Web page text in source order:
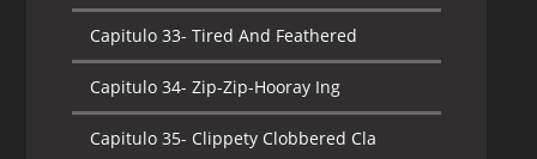
Capitulo 33- Tired And Feathered
Capitulo 34- Zip-Zip-Hooray Ing
Capitulo 35- Clippety Clobbered Cla